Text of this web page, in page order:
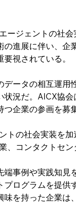
ージェントの社
の進展に伴い、
視されている。
データの相互運
状況だ。AICX協
企業の参画を募
トの社会実装を
、コンタクトセ
端事例や実践知見
プログラムを提
を持った企業は